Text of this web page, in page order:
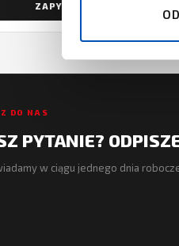
ZAPYTAJ O CENĘ
DO NAS
PYTANIE?
w ciągu jednego dnia